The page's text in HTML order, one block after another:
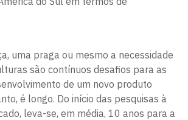
uma praga ou mesmo a necessidade
são contínuos desafios para as
de um novo produto
é longo. Do início das pesquisas à
leva-se, em média, 10 anos para a